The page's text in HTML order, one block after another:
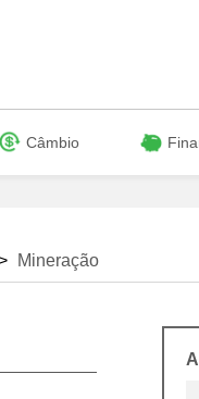
Câmbio
Mineração